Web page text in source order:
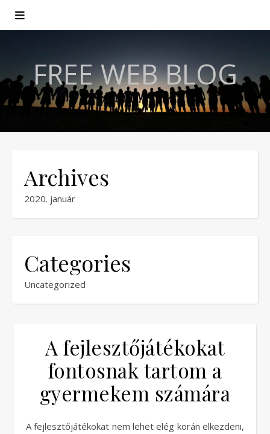
FREE WEB BLOG
Archives
2020. január
Categories
Uncategorized
A fejlesztőjátékokat
fontosnak tartom a
gyermekem számára
A fejlesztőjátékokat nem lehet elég korán elkezdeni,